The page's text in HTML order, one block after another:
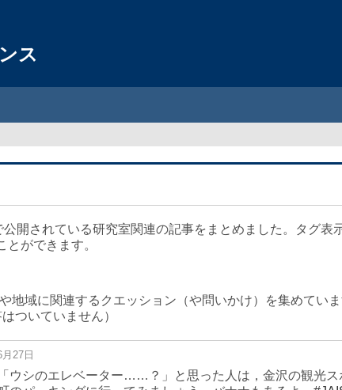
ス
公開されている研究室関連の記事をまとめました。タグ表
ができます。
地域に関連するクエッション（や問いかけ）を集めていま
はついていません）
月27日
「ウシのエレベーター……？」と思った人は，金沢の観光ス